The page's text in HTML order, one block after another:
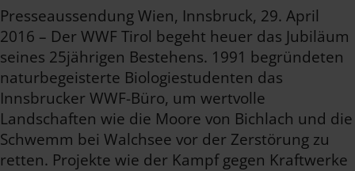
Presseaussendung Wien, Innsbruck, 29. April
2016 – Der WWF Tirol begeht heuer das Jubiläum
seines 25jährigen Bestehens. 1991 begründeten
naturbegeisterte Biologiestudenten das
Innsbrucker WWF-Büro, um wertvolle
Landschaften wie die Moore von Bichlach und die
Schwemm bei Walchsee vor der Zerstörung zu
retten. Projekte wie der Kampf gegen Kraftwerke